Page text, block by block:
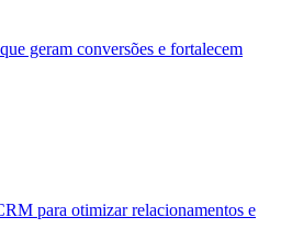
geram conversões e fortalecem
para otimizar relacionamentos e